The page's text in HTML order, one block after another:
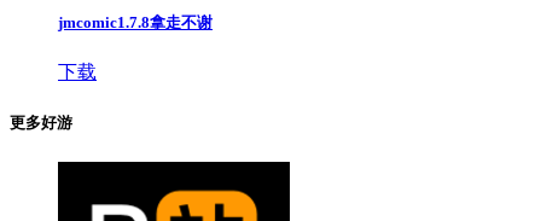
jmcomic1.7.8拿走不谢
下载
更多好游